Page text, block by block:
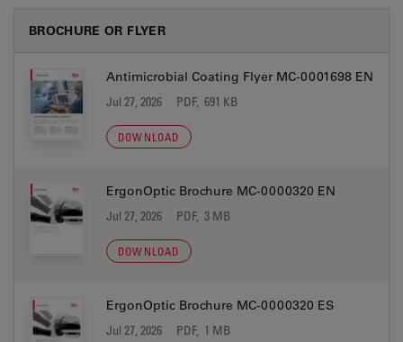
BROCHURE OR FLYER
Antimicrobial Coating Flyer MC-0001698 EN
Jul 27, 2026 PDF, 691 KB
DOWNLOAD
ErgonOptic Brochure MC-0000320 EN
Jul 27, 2026 PDF, 3 MB
DOWNLOAD
ErgonOptic Brochure MC-0000320 ES
Jul 27, 2026 PDF, 1 MB